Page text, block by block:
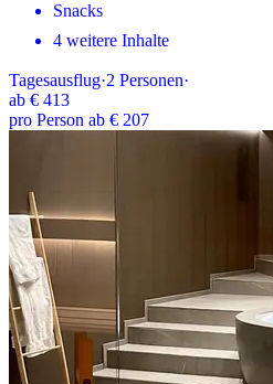
Snacks
4 weitere Inhalte
Tagesausflug·2 Personen·
ab € 413
pro Person ab € 207